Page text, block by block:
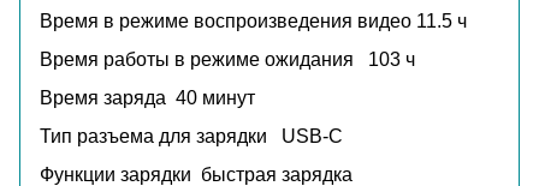
Время в режиме воспроизведения видео 11.5 ч
Время работы в режиме ожидания 103 ч
Время заряда 40 минут
Тип разъема для зарядки USB-C
Функции зарядки быстрая зарядка